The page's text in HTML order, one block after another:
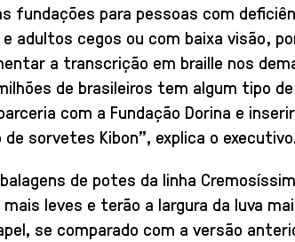
fundações para pessoas com
adultos cegos ou com baixa visão,
a transcrição em braille nos
de brasileiros tem algum tipo
com a Fundação Dorina e
sorvetes Kibon”, explica o
de potes da linha
leves e terão a largura da luva
se comparado com a versão